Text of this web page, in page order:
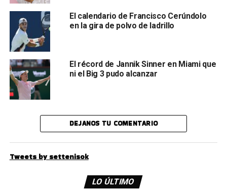
El calendario de Francisco Cerúndolo
en la gira de polvo de ladrillo
El récord de Jannik Sinner en Miami que
ni el Big 3 pudo alcanzar
DEJANOS TU COMENTARIO
Tweets by settenisok
LO ÚLTIMO